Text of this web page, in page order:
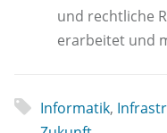
und rechtliche
erarbeitet und
Informatik,